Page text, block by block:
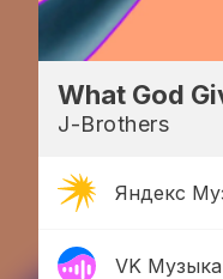
What God
J-Brothers
Яндекс
VK Музыка